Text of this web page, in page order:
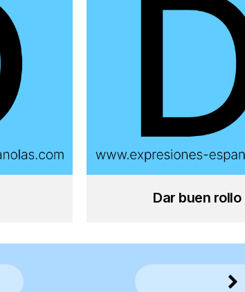
Dar buen rollo